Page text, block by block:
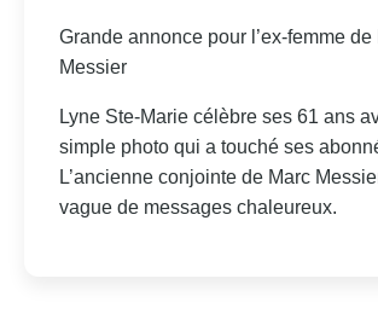
Grande annonce pour l’ex-femme de
Messier
Lyne Ste-Marie célèbre ses 61 ans
simple photo qui a touché ses
L’ancienne conjointe de Marc
vague de messages chaleureux.